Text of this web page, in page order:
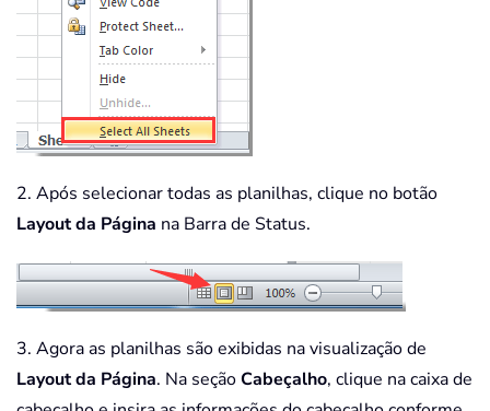
2. Após selecionar todas as planilhas, clique no botão
Layout da Página na Barra de Status.
3. Agora as planilhas são exibidas na visualização de
Layout da Página. Na seçãoCabeçalho, clique na caixa de